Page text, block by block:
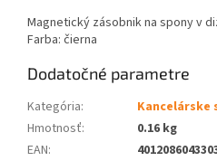
Magnetický zásobnik na spony v
Farba: čierna
Dodatočné parametre
Kategória:
Kancelárske
Hmotnosť:
0.16 kg
EAN: